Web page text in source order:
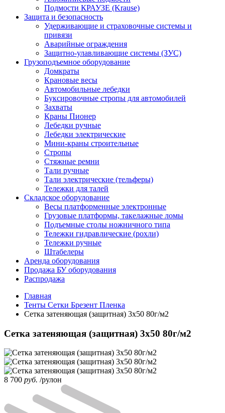
Подмости КРАУЗЕ (Krause)
Защита и безопасность
Удерживающие и страховочные системы и
привязи
Аварийные ограждения
Защитно-улавливающие системы (ЗУС)
Грузоподъемное оборудование
Домкраты
Крановые весы
Автомобильные лебедки
Буксировочные стропы для автомобилей
Захваты
Краны Пионер
Лебедки ручные
Лебедки электрические
Мини-краны строительные
Стропы
Стяжные ремни
Тали ручные
Тали электрические (тельферы)
Тележки для талей
Складское оборудование
Весы платформенные электронные
Грузовые платформы, такелажные ломы
Подъемные столы ножничного типа
Тележки гидравлические (рохли)
Тележки ручные
Штабелеры
Аренда оборудования
Продажа БУ оборудования
Распродажа
Главная
Тенты Сетки Брезент Пленка
Сетка затеняющая (защитная) 3х50 80г/м2
Сетка затеняющая (защитная) 3х50 80г/м2
8 700 руб. /рулон